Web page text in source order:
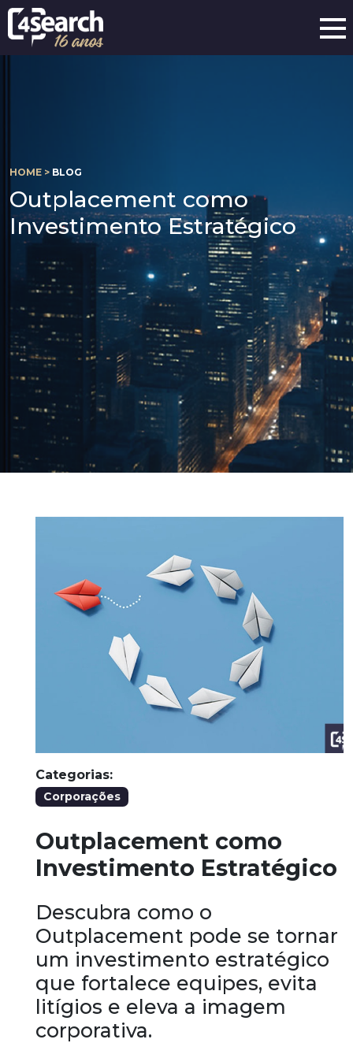
HOME > BLOG
Outplacement como
Investimento Estratégico
Categorias:
Corporações
Outplacement como
Investimento Estratégico
Descubra como o
Outplacement pode se tornar
um investimento estratégico
que fortalece equipes, evita
litígios e eleva a imagem
corporativa.